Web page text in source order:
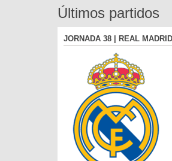
Últimos partidos
JORNADA 38 | REAL